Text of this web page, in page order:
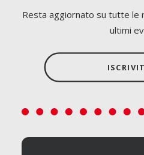
Resta aggiornato su tutte le
ultimi